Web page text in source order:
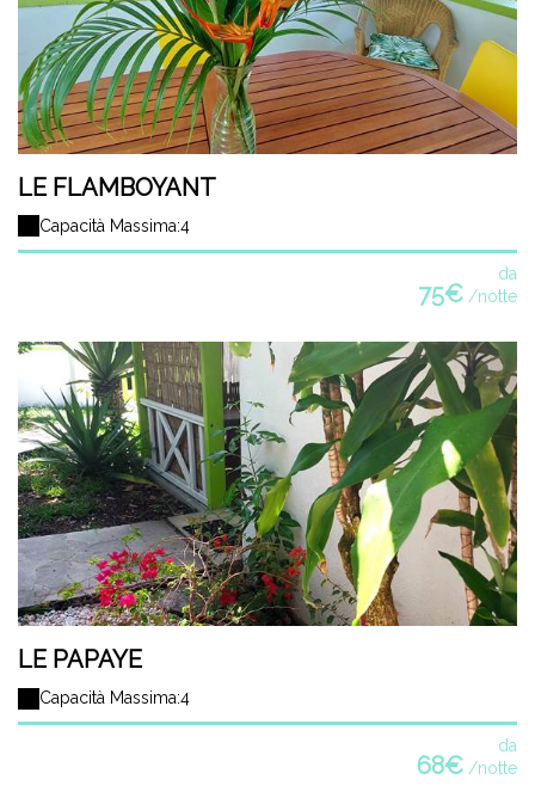
LE FLAMBOYANT
Capacità Massima:4
da
75€ /notte
LE PAPAYE
Capacità Massima:4
da
68€ /notte